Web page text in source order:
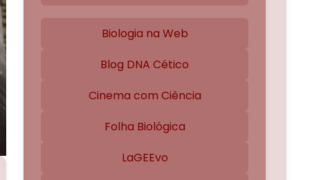
Biologia na Web
Blog DNA Cético
Cinema com Ciência
Folha Biológica
LaGEEvo